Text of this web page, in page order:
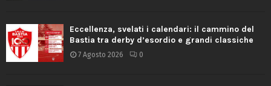
Eccellenza, svelati i calendari: il cammino del
Bastia tra derby d’esordio e grandi classiche
7 Agosto 2026 0